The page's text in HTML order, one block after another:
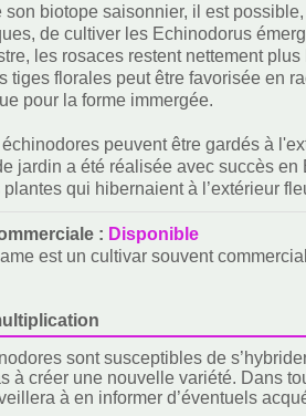
son biotope saisonnier, il est
de cultiver les Echinodorus
les rosaces restent nettement
tiges florales peut être favorisée en
pour la forme immergée.
peuvent être gardés à
jardin a été réalisée avec succès
qui hibernaient à l’extérieur
: Disponible
est un cultivar souvent
sont susceptibles de
à créer une nouvelle variété. Dans
à en informer d’éventuels